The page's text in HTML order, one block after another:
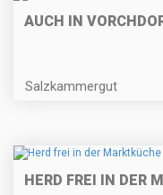
AUCH IN
Salzkammergut
HERD FREI IN DER